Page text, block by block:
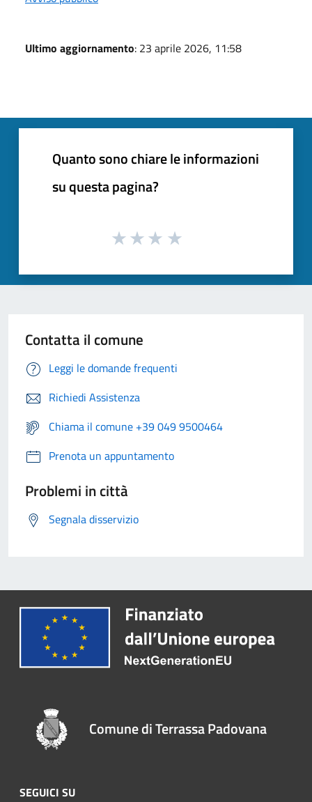
Ultimo aggiornamento: 23 aprile 2026, 11:58
Quanto sono chiare le informazioni
su questa pagina?
Contatta il comune
Leggi le domande frequenti
Richiedi Assistenza
Chiama il comune +39 049 9500464
Prenota un appuntamento
Problemi in città
Segnala disservizio
Comune di Terrassa Padovana
SEGUICI SU